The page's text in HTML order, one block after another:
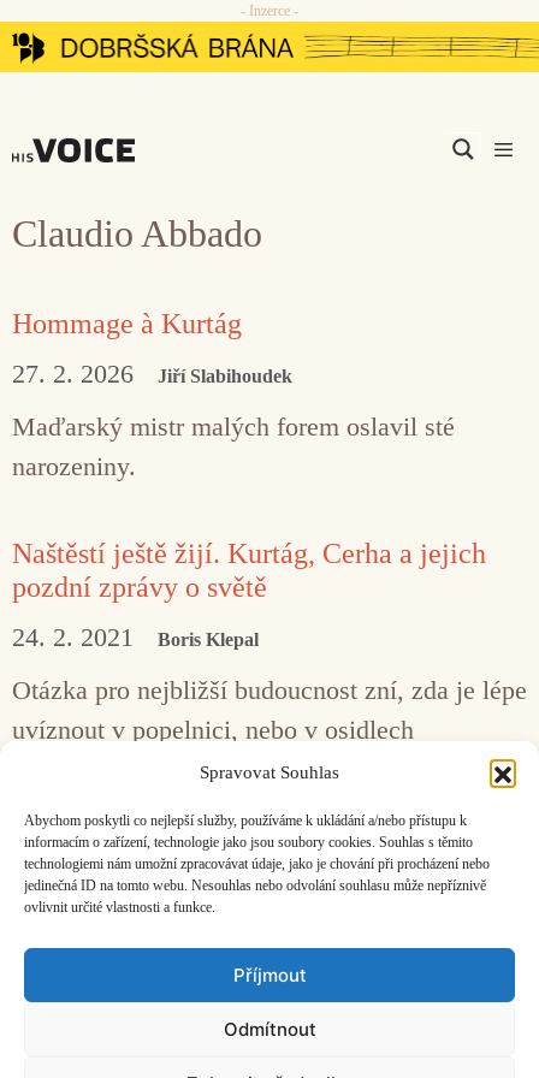
Spravovat Souhlas
Abychom poskytli co nejlepší služby, používáme k ukládání a/nebo přístupu k
informacím o zařízení, technologie jako jsou soubory cookies. Souhlas s těmito
technologiemi nám umožní zpracovávat údaje, jako je chování při procházení nebo
jedinečná ID na tomto webu. Nesouhlas nebo odvolání souhlasu může nepříznivě
ovlivnit určité vlastnosti a funkce.
Příjmout
Odmítnout
Přeskočit
na
- Inzerce -
Claudio Abbado
Hommage à Kurtág
27. 2. 2026 Jiří Slabihoudek
Maďarský mistr malých forem oslavil sté
narozeniny.
Naštěstí ještě žijí. Kurtág, Cerha a jejich
pozdní zprávy o světě
24. 2. 2021 Boris Klepal
Otázka pro nejbližší budoucnost zní, zda je lépe
uvíznout v popelnici, nebo v osidlech
globálního kapitálu. Ve svých posledních
operách na to narazili čerství pětadevadesátníci
György Kurtág a Friedrich Cerha.